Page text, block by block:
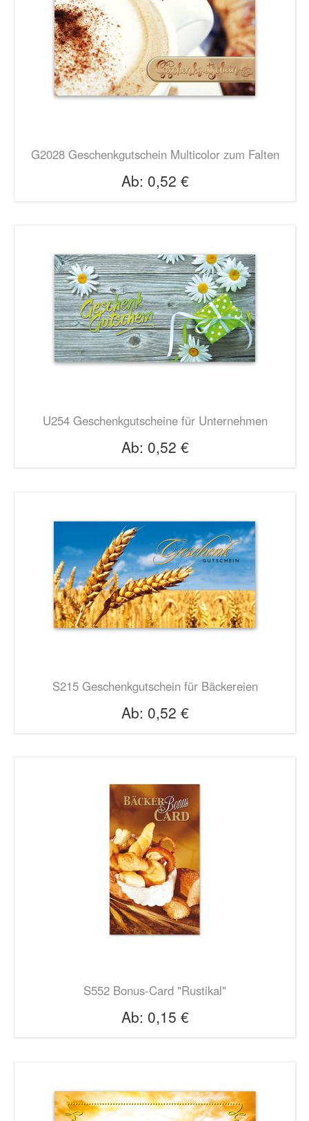
G2028 Geschenkgutschein Multicolor zum Falten
Ab: 0,52 €
U254 Geschenkgutscheine für Unternehmen
Ab: 0,52 €
S215 Geschenkgutschein für Bäckereien
Ab: 0,52 €
S552 Bonus-Card "Rustikal"
Ab: 0,15 €